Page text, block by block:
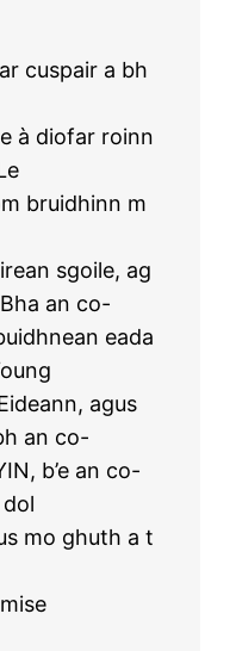
cuspair a bh
à diofar roinn
bruidhinn m
sgoile, ag
an co-
eada
agus
an co-
b’e an co-
mo ghuth a t